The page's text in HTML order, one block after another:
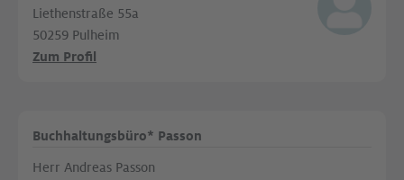
Liethenstraße 55a
50259 Pulheim
Zum Profil
Buchhaltungsbüro* Passon
Herr Andreas Passon